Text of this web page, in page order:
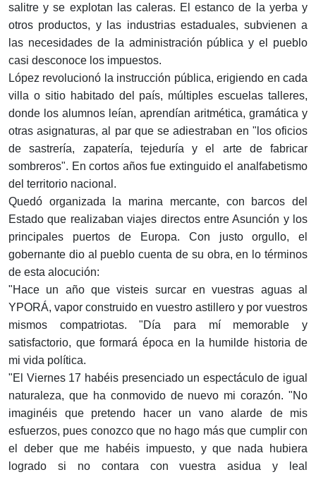
salitre y se explotan las caleras. El estanco de la yerba y
otros productos, y las industrias estaduales, subvienen a
las necesidades de la administración pública y el pueblo
casi desconoce los impuestos.
López revolucionó la instrucción pública, erigiendo en cada
villa o sitio habitado del país, múltiples escuelas talleres,
donde los alumnos leían, aprendían aritmética, gramática y
otras asignaturas, al par que se adiestraban en "los oficios
de sastrería, zapatería, tejeduría y el arte de fabricar
sombreros". En cortos años fue extinguido el analfabetismo
del territorio nacional.
Quedó organizada la marina mercante, con barcos del
Estado que realizaban viajes directos entre Asunción y los
principales puertos de Europa. Con justo orgullo, el
gobernante dio al pueblo cuenta de su obra, en lo términos
de esta alocución:
"Hace un año que visteis surcar en vuestras aguas al
YPORÁ, vapor construido en vuestro astillero y por vuestros
mismos compatriotas. "Día para mí memorable y
satisfactorio, que formará época en la humilde historia de
mi vida política.
"El Viernes 17 habéis presenciado un espectáculo de igual
naturaleza, que ha conmovido de nuevo mi corazón. "No
imaginéis que pretendo hacer un vano alarde de mis
esfuerzos, pues conozco que no hago más que cumplir con
el deber que me habéis impuesto, y que nada hubiera
logrado si no contara con vuestra asidua y leal